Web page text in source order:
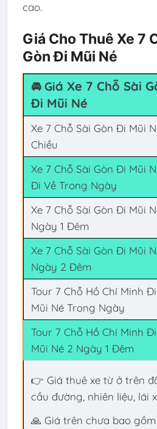
cao.
Giá Cho Thuê Xe 7
Gòn Đi Mũi Né
🚘 Giá Xe 7 Chỗ Sài
Đi Mũi Né
Xe 7 Chỗ Sài Gòn Đi Mũi
Chiều
Xe 7 Chỗ Sài Gòn Đi Mũi
Đi Về Trong Ngày
Xe 7 Chỗ Sài Gòn Đi Mũi
Ngày 1 Đêm
Xe 7 Chỗ Sài Gòn Đi Mũi
Ngày 2 Đêm
Tour 7 Chỗ Hồ Chí Minh Đi
Mũi Né Trong Ngày
Tour 7 Chỗ Hồ Chí Minh Đi
Mũi Né 2 Ngày 1 Đêm
👉 Giá thuê xe từ ở trên
cầu đường, nhiên liệu, lái
🙏 Giá trên chưa bao gồm